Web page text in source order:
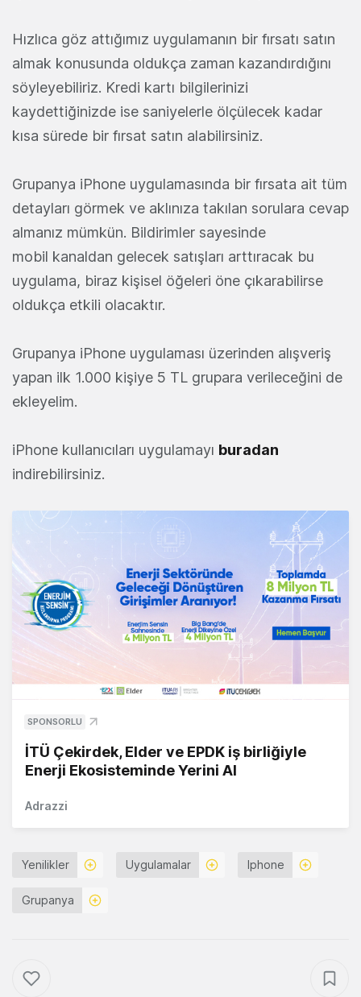
Hızlıca göz attığımız uygulamanın bir fırsatı satın
almak konusunda oldukça zaman kazandırdığını
söyleyebiliriz. Kredi kartı bilgilerinizi
kaydettiğinizde ise saniyelerle ölçülecek kadar
kısa sürede bir fırsat satın alabilirsiniz.
Grupanya iPhone uygulamasında bir fırsata ait tüm
detayları görmek ve aklınıza takılan sorulara cevap
almanız mümkün. Bildirimler sayesinde
mobil kanaldan gelecek satışları arttıracak bu
uygulama, biraz kişisel öğeleri öne çıkarabilirse
oldukça etkili olacaktır.
Grupanya iPhone uygulaması üzerinden alışveriş
yapan ilk 1.000 kişiye 5 TL grupara verileceğini de
ekleyelim.
iPhone kullanıcıları uygulamayı buradan
indirebilirsiniz.
SPONSORLU
İTÜ Çekirdek, Elder ve EPDK iş birliğiyle
Enerji Ekosisteminde Yerini Al
Adrazzi
Yenilikler Uygulamalar Iphone
Grupanya